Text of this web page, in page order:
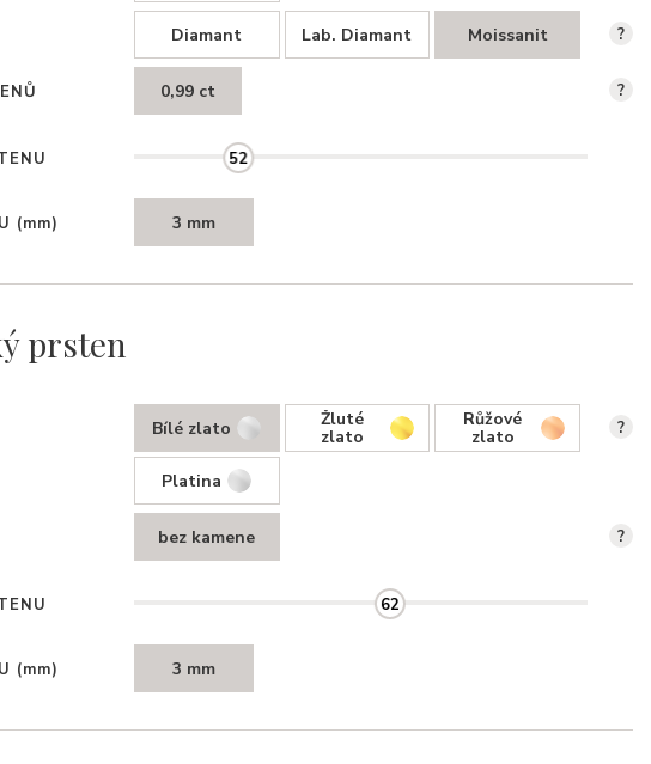
Diamant Lab. Diamant Moissanit ?
0,99 ct ?
52
(mm) 3 mm
prsten
Bílé zlato Žluté
zlato
Růžové
zlato
Platina
?
bez kamene ?
62
(mm) 3 mm